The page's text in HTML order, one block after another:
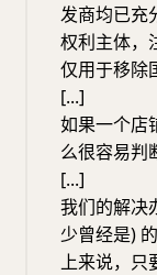
发商均已充
权利主体，
仅用于移除
[...]
如果一个店
么很容易判
[...]
我们的解决
少曾经是)
上来说，只